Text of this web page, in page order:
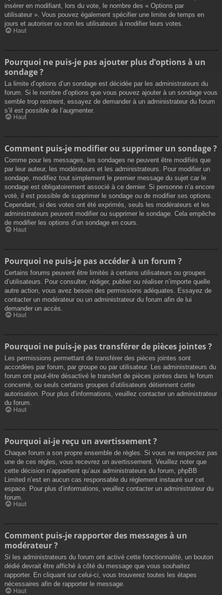
insérer en modifiant, lors du vote, le nombre des « Options par
utilisateur ». Vous pouvez également spécifier une limite de temps en
jours et autoriser ou non les utilisateurs à modifier leurs votes.
Haut
Pourquoi ne puis-je pas ajouter plus d’options à un
sondage ?
La limite d’options d’un sondage est décidée par les administrateurs du
forum. Si le nombre d’options que vous pouvez ajouter à un sondage vous
semble trop restreint, essayez de demander à un administrateur du forum
s’il est possible de l’augmenter.
Haut
Comment puis-je modifier ou supprimer un sondage ?
Comme pour les messages, les sondages ne peuvent être modifiés que
par leur auteur, les modérateurs et les administrateurs. Pour modifier un
sondage, modifiez tout simplement le premier message du sujet car le
sondage est obligatoirement associé à ce dernier. Si personne n’a encore
voté, il est possible de supprimer le sondage ou de modifier ses options.
Cependant, si des votes ont été exprimés, seuls les modérateurs et les
administrateurs peuvent modifier ou supprimer le sondage. Cela empêche
de modifier les options d’un sondage en cours.
Haut
Pourquoi ne puis-je pas accéder à un forum ?
Certains forums peuvent être limités à certains utilisateurs ou groupes
d’utilisateurs. Pour consulter, rédiger, publier ou réaliser n’importe quelle
autre action, vous avez besoin des permissions adéquates. Essayez de
contacter un modérateur ou un administrateur du forum afin de lui
demander un accès.
Haut
Pourquoi ne puis-je pas transférer de pièces jointes ?
Les permissions permettant de transférer des pièces jointes sont
accordées par forum, par groupe ou par utilisateur. Les administrateurs du
forum ont peut-être désactivé le transfert de pièces jointes dans le forum
concerné, ou seuls certains groupes d’utilisateurs détiennent cette
autorisation. Pour plus d’informations, veuillez contacter un administrateur
du forum.
Haut
Pourquoi ai-je reçu un avertissement ?
Chaque forum a son propre ensemble de règles. Si vous ne respectez pas
une de ces règles, vous recevrez un avertissement. Veuillez noter que
cette décision n’appartient qu’aux administrateurs du forum, phpBB
Limited n’est en aucun cas responsable du règlement instauré sur cet
espace. Pour plus d’informations, veuillez contacter un administrateur du
forum.
Haut
Comment puis-je rapporter des messages à un
modérateur ?
Si les administrateurs du forum ont activé cette fonctionnalité, un bouton
dédié devrait être affiché à côté du message que vous souhaitez
rapporter. En cliquant sur celui-ci, vous trouverez toutes les étapes
nécessaires afin de rapporter le message.
Haut